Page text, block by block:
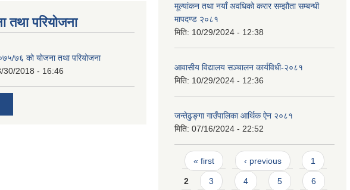
तथा परियोजना
७६ को योजना तथा परियोजना
30/2018 - 16:46
मूल्यांकन तथा नयाँ अवधिको करार सम्झौता सम्बन्धी
मापदण्ड २०८१
मिति: 10/29/2024 - 12:38
आवासीय विद्यालय सञ्चालन कार्यविधी-२०८१
मिति: 10/29/2024 - 12:36
जन्तेढुङ्गा गाउँपालिका आर्थिक ऐन २०८१
मिति: 07/16/2024 - 22:52
Pages
« first ‹ previous 1
2 3 4 5 6